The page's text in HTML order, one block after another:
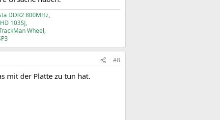
DDR2 800MHz,
103SJ,
Wheel,
#8
mit der Platte zu tun hat.